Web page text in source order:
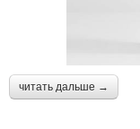
читать дальше →